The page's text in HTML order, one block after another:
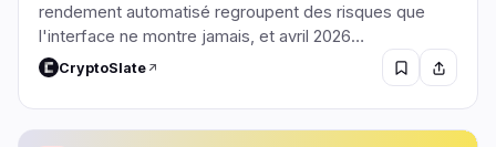
rendement automatisé regroupent des risques que
l'interface ne montre jamais, et avril 2026…
CryptoSlate